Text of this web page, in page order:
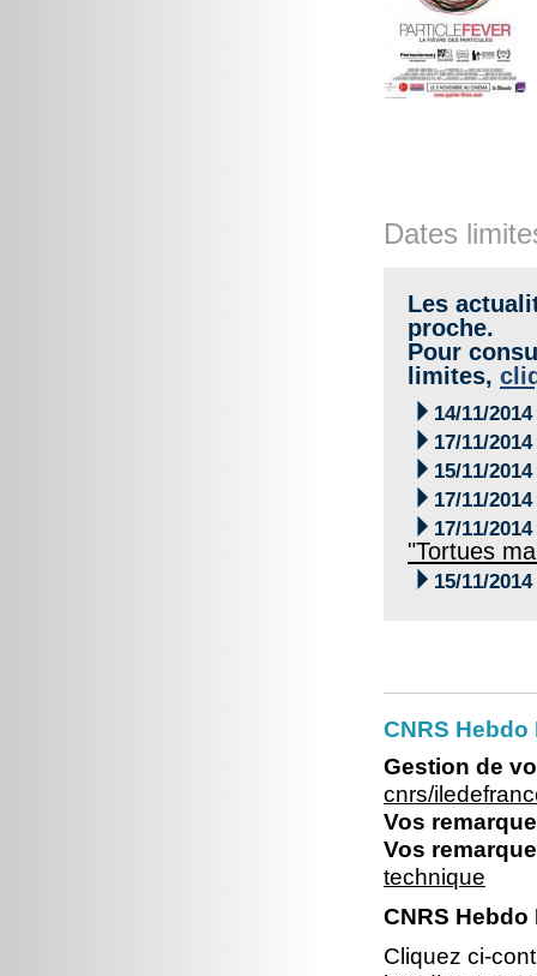
Dates
Les
proche.
Pour
limites,
 14/11/2014
 17/11/2014
 15/11/2014
 17/11/2014
 17/11/2014
"Tortues
 15/11/2014
CNRS
Gestion de
cnrs/
Vos
Vos
technique
CNRS
Cliquez ci-